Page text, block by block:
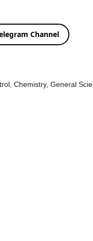
Channel
Chemistry, General